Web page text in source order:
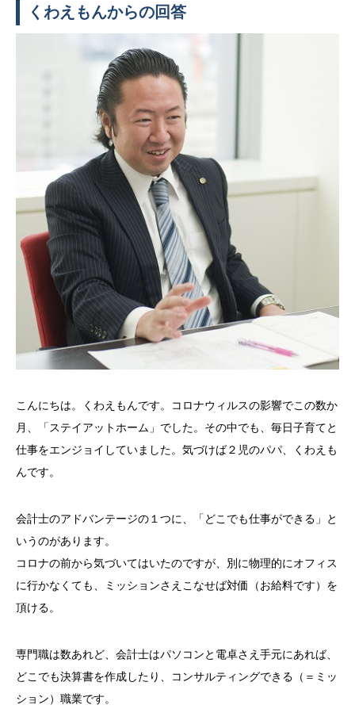
くわえもんからの回答
こんにちは。くわえもんです。コロナウィルスの影響でこの数か
月、「ステイアットホーム」でした。その中でも、毎日子育てと
仕事をエンジョイしていました。気づけば２児のパパ、くわえも
んです。
会計士のアドバンテージの１つに、「どこでも仕事ができる」と
いうのがあります。
コロナの前から気づいてはいたのですが、別に物理的にオフィス
に行かなくても、ミッションさえこなせば対価（お給料です）を
頂ける。
専門職は数あれど、会計士はパソコンと電卓さえ手元にあれば、
どこでも決算書を作成したり、コンサルティングできる（＝ミッ
ション）職業です。